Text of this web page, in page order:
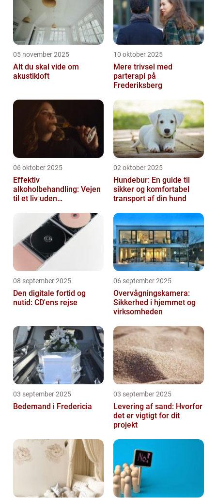
05 november 2025
Alt du skal vide om
akustikloft
10 oktober 2025
Mere trivsel med
parterapi på
Frederiksberg
06 oktober 2025
Effektiv
alkoholbehandling: Vejen
til et liv uden
02 oktober 2025
Hundebur: En guide til
sikker og komfortabel
transport af din hund
08 september 2025
Den digitale fortid og
nutid: CD'ens rejse
06 september 2025
Overvågningskamera:
Sikkerhed i hjemmet og
virksomheden
03 september 2025
Bedemand i Fredericia
03 september 2025
Levering af sand: Hvorfor
det er vigtigt for dit
projekt